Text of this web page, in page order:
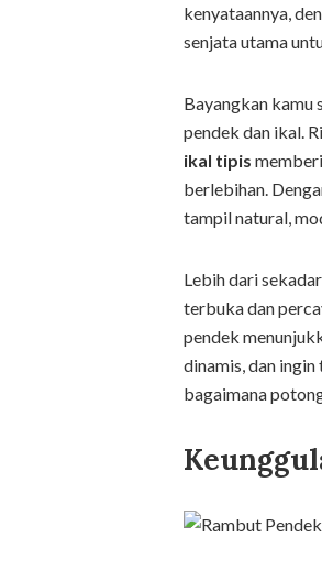
kenyataannya,
senjata utama
Bayangkan kamu
pendek dan ikal.
ikal tipis
berlebihan.
tampil natural,
Lebih dari
terbuka dan
pendek
dinamis, dan
bagaimana